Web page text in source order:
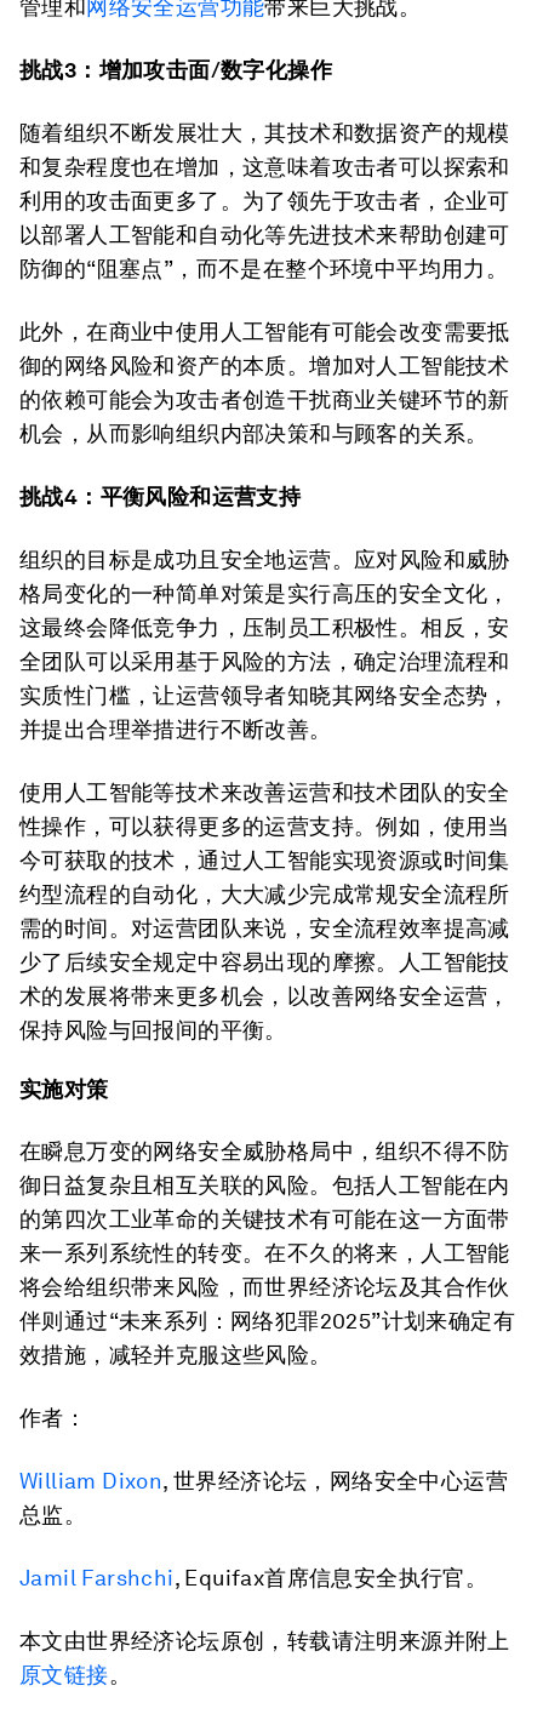
管理和 网络安全运营功能带来巨大挑战。
挑战3：增加攻击面/数字化操作
随着组织不断发展壮大，其技术和数据资产的规模
和复杂程度也在增加，这意味着攻击者可以探索和
利用的攻击面更多了。为了领先于攻击者，企业可
以部署人工智能和自动化等先进技术来帮助创建可
防御的“阻塞点”，而不是在整个环境中平均用力。
此外，在商业中使用人工智能有可能会改变需要抵
御的网络风险和资产的本质。增加对人工智能技术
的依赖可能会为攻击者创造干扰商业关键环节的新
机会，从而影响组织内部决策和与顾客的关系。
挑战4：平衡风险和运营支持
组织的目标是成功且安全地运营。应对风险和威胁
格局变化的一种简单对策是实行高压的安全文化，
这最终会降低竞争力，压制员工积极性。相反，安
全团队可以采用基于风险的方法，确定治理流程和
实质性门槛，让运营领导者知晓其网络安全态势，
并提出合理举措进行不断改善。
使用人工智能等技术来改善运营和技术团队的安全
性操作，可以获得更多的运营支持。例如，使用当
今可获取的技术，通过人工智能实现资源或时间集
约型流程的自动化，大大减少完成常规安全流程所
需的时间。对运营团队来说，安全流程效率提高减
少了后续安全规定中容易出现的摩擦。人工智能技
术的发展将带来更多机会，以改善网络安全运营，
保持风险与回报间的平衡。
实施对策
在瞬息万变的网络安全威胁格局中，组织不得不防
御日益复杂且相互关联的风险。包括人工智能在内
的第四次工业革命的关键技术有可能在这一方面带
来一系列系统性的转变。在不久的将来，人工智能
将会给组织带来风险，而世界经济论坛及其合作伙
伴则通过“未来系列：网络犯罪2025”计划来确定有
效措施，减轻并克服这些风险。
作者：
William Dixon, 世界经济论坛，网络安全中心运营
总监。
Jamil Farshchi, Equifax首席信息安全执行官。
本文由世界经济论坛原创，转载请注明来源并附上
原文链接。